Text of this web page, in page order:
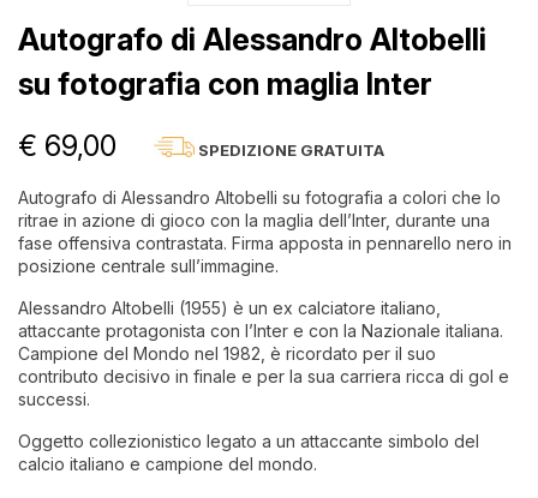
Autografo di Alessandro Altobelli
su fotografia con maglia Inter
€ 69,00 SPEDIZIONE GRATUITA
Autografo di Alessandro Altobelli su fotografia a colori che lo
ritrae in azione di gioco con la maglia dell’Inter, durante una
fase offensiva contrastata. Firma apposta in pennarello nero in
posizione centrale sull’immagine.
Alessandro Altobelli (1955) è un ex calciatore italiano,
attaccante protagonista con l’Inter e con la Nazionale italiana.
Campione del Mondo nel 1982, è ricordato per il suo
contributo decisivo in finale e per la sua carriera ricca di gol e
successi.
Oggetto collezionistico legato a un attaccante simbolo del
calcio italiano e campione del mondo.